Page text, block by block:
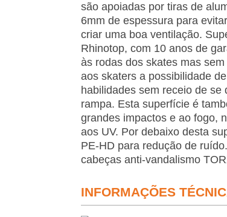
são apoiadas por tiras de
6mm de espessura para
criar uma boa ventilação.
Rhinotop, com 10 anos de
às rodas dos skates mas
aos ska­ters a possibilidade
habilidades sem receio de
rampa. Esta superfície é
grandes impactos e ao fogo,
aos UV. Por debaixo desta
PE-HD para redução de
cabeças anti-vandalismo
INFORMAÇÕES